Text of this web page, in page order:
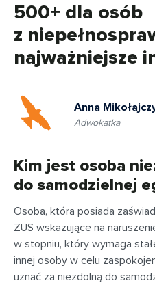
500+ dla osób
z
najważniejsze
Anna
Adwokatka
Kim jest osoba
do samodzielnej
Osoba, która posiada
ZUS wskazujące na
w stopniu, który wymaga
innej osoby w celu
uznać za niezdolną do